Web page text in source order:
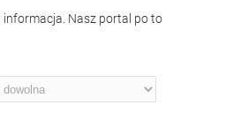
informacja. Nasz portal po to